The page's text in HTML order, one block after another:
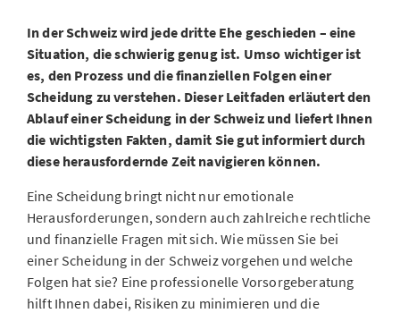
In der Schweiz wird jede dritte Ehe geschieden – eine
Situation, die schwierig genug ist. Umso wichtiger ist
es, den Prozess und die finanziellen Folgen einer
Scheidung zu verstehen. Dieser Leitfaden erläutert den
Ablauf einer Scheidung in der Schweiz und liefert Ihnen
die wichtigsten Fakten, damit Sie gut informiert durch
diese herausfordernde Zeit navigieren können.
Eine Scheidung bringt nicht nur emotionale
Herausforderungen, sondern auch zahlreiche rechtliche
und finanzielle Fragen mit sich. Wie müssen Sie bei
einer Scheidung in der Schweiz vorgehen und welche
Folgen hat sie? Eine professionelle Vorsorgeberatung
hilft Ihnen dabei, Risiken zu minimieren und die